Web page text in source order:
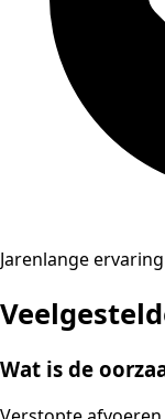
Jarenlange ervaring
Wat is de